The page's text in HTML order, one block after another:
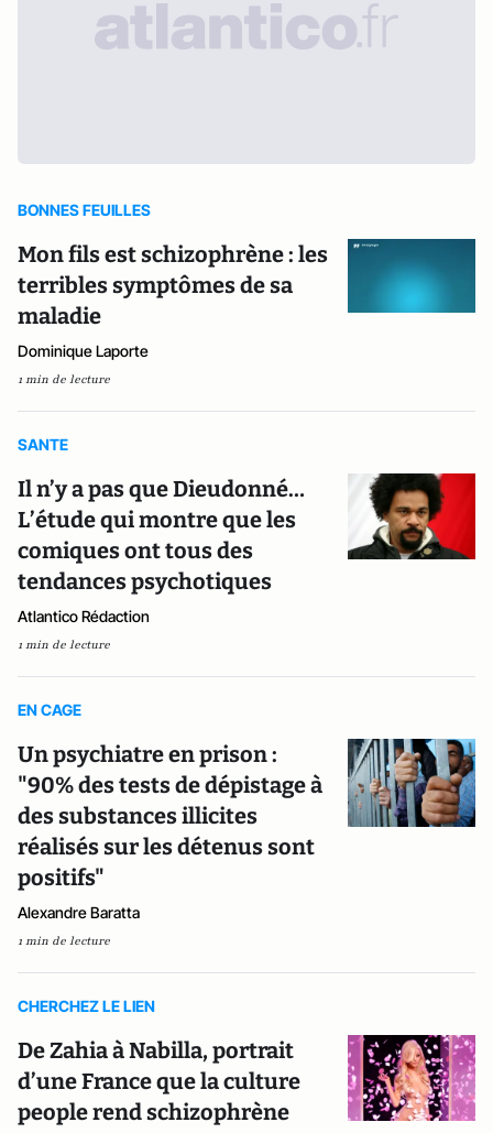
BONNES FEUILLES
Mon fils est schizophrène : les
terribles symptômes de sa
maladie
Dominique Laporte
1 min de lecture
SANTE
Il n’y a pas que Dieudonné…
L’étude qui montre que les
comiques ont tous des
tendances psychotiques
Atlantico Rédaction
1 min de lecture
EN CAGE
Un psychiatre en prison :
"90% des tests de dépistage à
des substances illicites
réalisés sur les détenus sont
positifs"
Alexandre Baratta
1 min de lecture
CHERCHEZ LE LIEN
De Zahia à Nabilla, portrait
d’une France que la culture
people rend schizophrène